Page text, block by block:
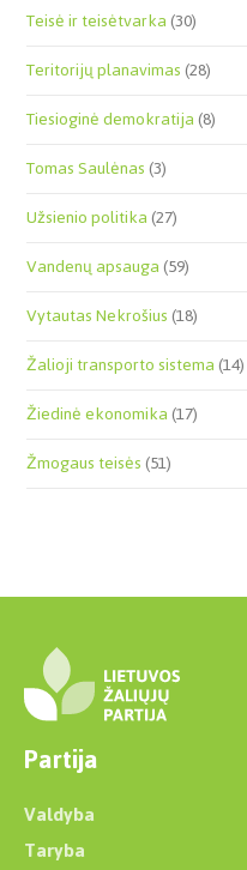
Teisė ir teisėtvarka(30)
Teritorijų planavimas(28)
Tiesioginė demokratija(8)
Tomas Saulėnas(3)
Užsienio politika(27)
Vandenų apsauga(59)
Vytautas Nekrošius(18)
Žalioji transporto sistema(14)
Žiedinė ekonomika(17)
Žmogaus teisės(51)
Partija
Valdyba
Taryba